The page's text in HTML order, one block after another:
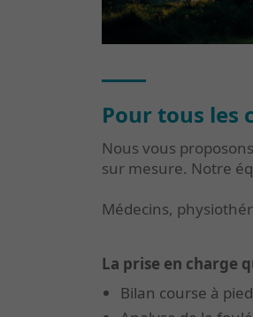
Pour tous les
Nous vous
sur mesure. Notre
Médecins,
La prise en charge
Bilan course à